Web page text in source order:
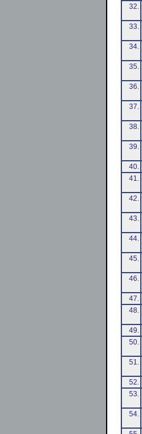
32.
33.
34.
35.
36.
37.
38.
39.
40.
41.
42.
43.
44.
45.
46.
47.
48.
49.
50.
51.
52.
53.
54.